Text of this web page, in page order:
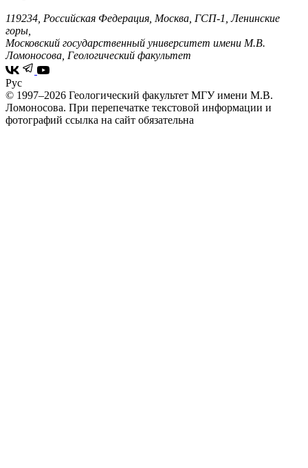
119234, Российская Федерация, Москва, ГСП-1, Ленинские
горы,
Московский государственный университет имени М.В.
Ломоносова, Геологический факультет
Рус
© 1997–2026 Геологический факультет МГУ имени М.В.
Ломоносова. При перепечатке текстовой информации и
фотографий ссылка на сайт обязательна